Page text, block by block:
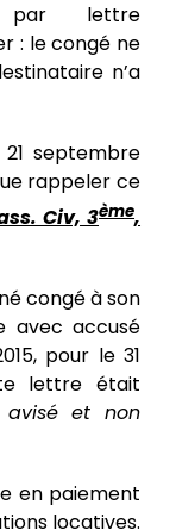
par lettre
: le congé ne
n’a
septembre
rappeler ce
Civ, 3ème,
congé à son
avec accusé
pour le 31
lettre était
et non
en paiement
locatives.